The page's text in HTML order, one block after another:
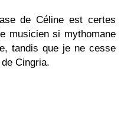
de Céline est certes
musicien si mythomane
tandis que je ne cesse
Cingria.